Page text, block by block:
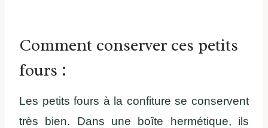
Comment conserver ces petits
fours :
Les petits fours à la confiture se conservent
très bien. Dans une boîte hermétique, ils